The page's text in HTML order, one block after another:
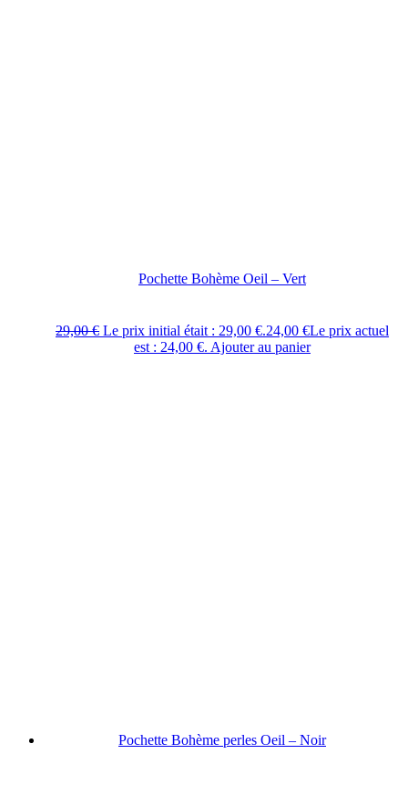
Pochette Bohème Oeil – Vert
29,00€ Le prix initial était : 29,00 €.24,00 €Le prix actuel
est : 24,00 €. Ajouter au panier
Pochette Bohème perles Oeil – Noir